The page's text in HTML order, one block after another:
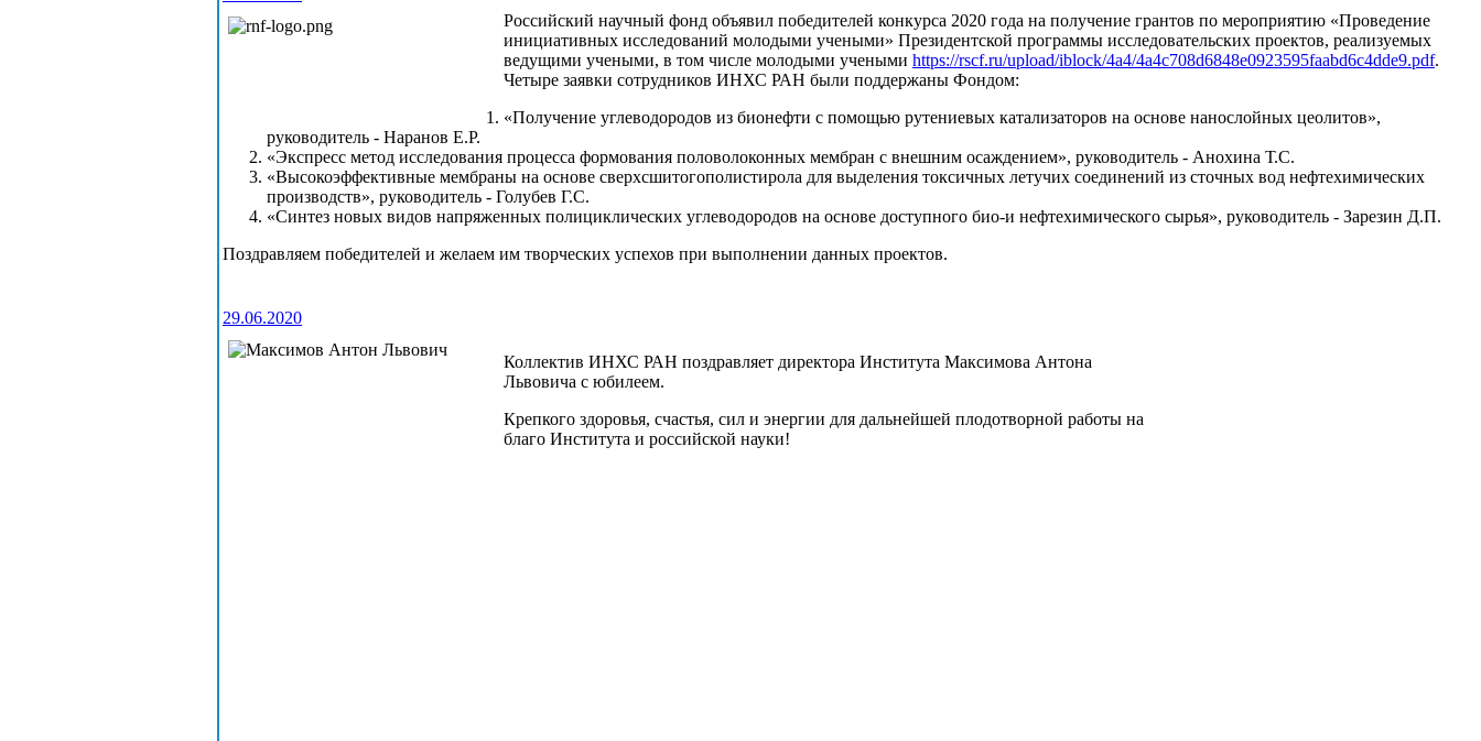
Российский научный фонд объявил победителей конкурса 2020 года на получение грантов по мероприятию «Проведение
инициативных исследований молодыми учеными» Президентской программы исследовательских проектов, реализуемых
ведущими учеными, в том числе молодыми учеными https://rscf.ru/upload/iblock/4a4/4a4c708d6848e0923595faabd6c4dde9.pdf.
Четыре заявки сотрудников ИНХС РАН были поддержаны Фондом:
«Получение углеводородов из бионефти с помощью рутениевых катализаторов на основе нанослойных цеолитов»,
руководитель - Наранов Е.Р.
«Экспресс метод исследования процесса формования половолоконных мембран с внешним осаждением», руководитель - Анохина Т.С.
«Высокоэффективные мембраны на основе сверхсшитогополистирола для выделения токсичных летучих соединений из сточных вод нефтехимических
производств», руководитель - Голубев Г.С.
«Синтез новых видов напряженных полициклических углеводородов на основе доступного био-и нефтехимического сырья», руководитель - Зарезин Д.П.
Поздравляем победителей и желаем им творческих успехов при выполнении данных проектов.
29.06.2020
Коллектив ИНХС РАН поздравляет директора Института Максимова Антона
Львовича с юбилеем.
Крепкого здоровья, счастья, сил и энергии для дальнейшей плодотворной работы на
благо Института и российской науки!